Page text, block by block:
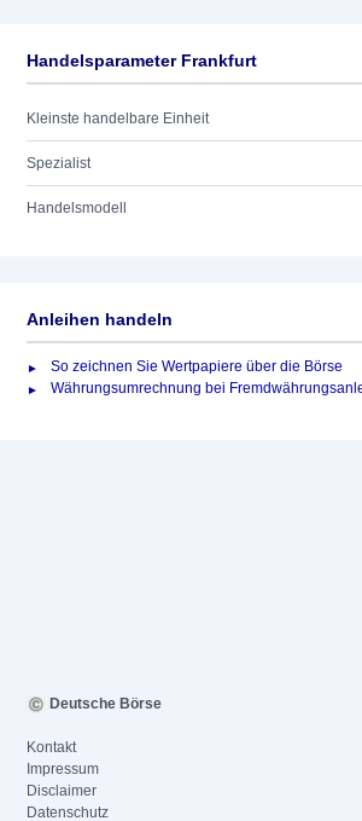
Handelsparameter Frankfurt
Kleinste handelbare Einheit
Spezialist
Handelsmodell
Anleihen handeln
So zeichnen Sie Wertpapiere über die Börse
Währungsumrechnung bei
Deutsche Börse
Kontakt
Impressum
Disclaimer
Datenschutz